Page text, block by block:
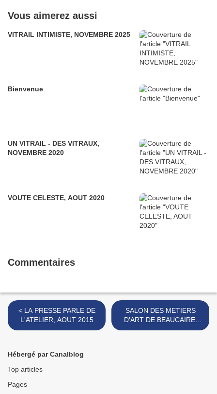
Vous aimerez aussi
VITRAIL INTIMISTE, NOVEMBRE 2025
Bienvenue
UN VITRAIL - DES VITRAUX,
NOVEMBRE 2020
VOUTE CELESTE, AOUT 2020
Commentaires
< LA PRESSE PARLE DE
L'ATELIER, AOUT 2015
SALON DES METIERS
D'ART DE BEAUCAIRE,
OCTOBRE 2015 >
Hébergé par Canalblog
Top articles
Pages